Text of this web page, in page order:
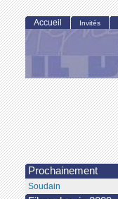
Accueil Invités
Prochainement
Soudain